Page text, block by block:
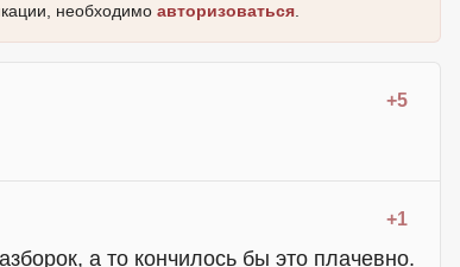
необходимо авторизоваться
+5
+1
а то кончилось бы это плачевно.